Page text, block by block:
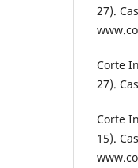
27).
Corte
27).
Corte
15).